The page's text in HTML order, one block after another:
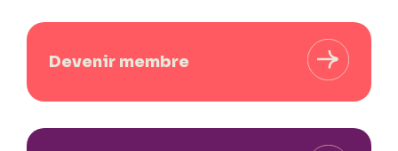
Devenir membre